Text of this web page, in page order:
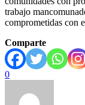
trabajo
comprometidas con
Comparte
0